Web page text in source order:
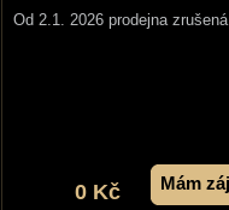
Od 2.1. 2026 prodejna
0 Kč Mám